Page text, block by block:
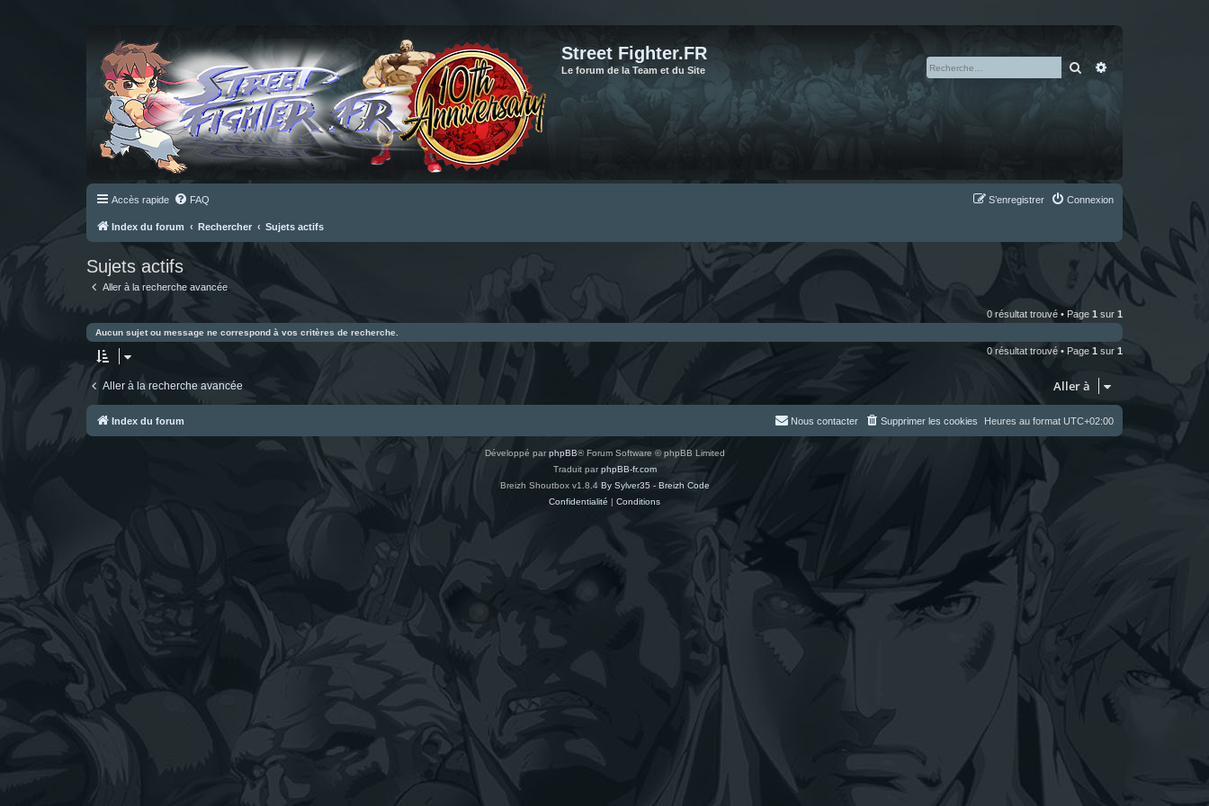
Street Fighter.FR
Le forum de la Team et du Site Rechercher
Accès rapide FAQ Connexion
S’enregistrer
Index du forum Rechercher Sujets actifs
Sujets actifs
Aller à la recherche avancée
0 résultat trouvé • Page 1 sur 1
Aucun sujet ou message ne correspond à vos critères de recherche.
0 résultat trouvé • Page 1 sur 1
Aller à la recherche avancée Aller à
Index du forum Heures au format UTC+02:00
Supprimer les cookies
Nous contacter
Développé parphpBB® Forum Software © phpBB Limited
Traduit parphpBB-fr.com
Breizh Shoutbox v1.8.4 By Sylver35 - Breizh Code
Confidentialité | Conditions